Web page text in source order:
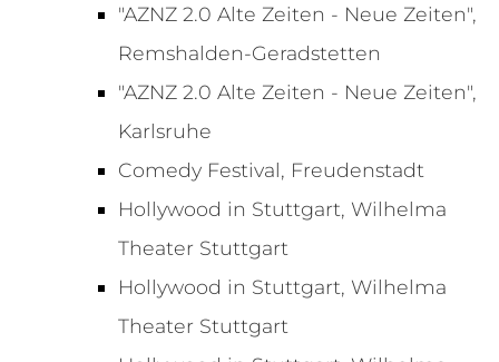
"AZNZ 2.0 Alte Zeiten - Neue Zeiten",
Remshalden-Geradstetten
"AZNZ 2.0 Alte Zeiten - Neue Zeiten",
Karlsruhe
Comedy Festival, Freudenstadt
Hollywood in Stuttgart, Wilhelma
Theater Stuttgart
Hollywood in Stuttgart, Wilhelma
Theater Stuttgart